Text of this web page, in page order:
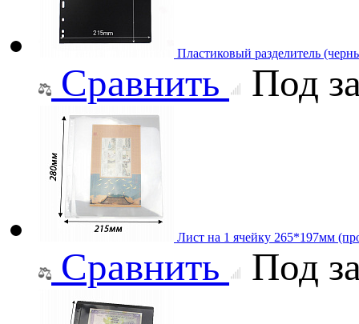
Пластиковый разделитель
Сравнить Под
Лист на 1 ячейку 265*197мм
Сравнить Под